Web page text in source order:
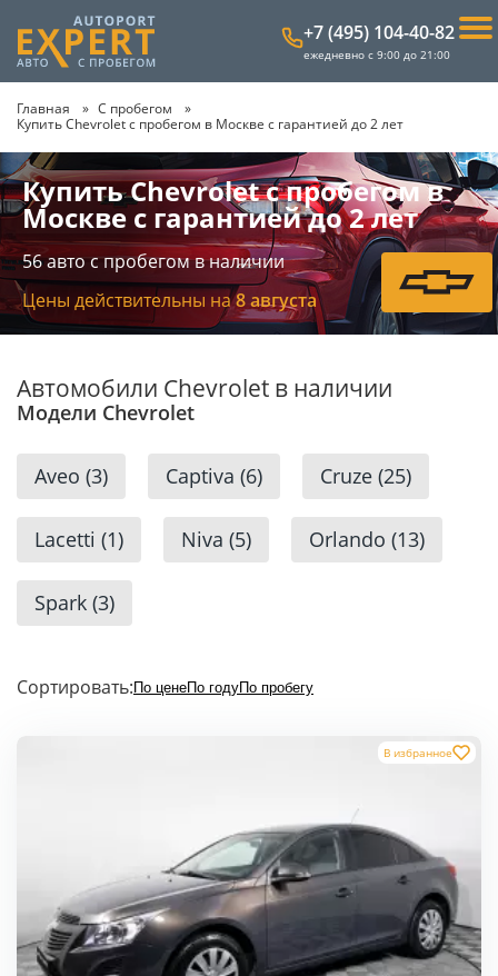
+7 (495) 104-40-82
ежедневно с 9:00 до 21:00
Главная
С пробегом
Купить Chevrolet с пробегом в Москве с гарантией до 2 лет
Купить Chevrolet с пробегом в
Москве с гарантией до 2 лет
56авто с пробегом в наличии
Цены действительны на8 августа
Автомобили Chevrolet в наличии
Модели Chevrolet
Aveo (3) Captiva (6) Cruze (25)
Lacetti (1) Niva (5) Orlando (13)
Spark (3)
Сортировать: По ценеПо годуПо пробегу
В избранное